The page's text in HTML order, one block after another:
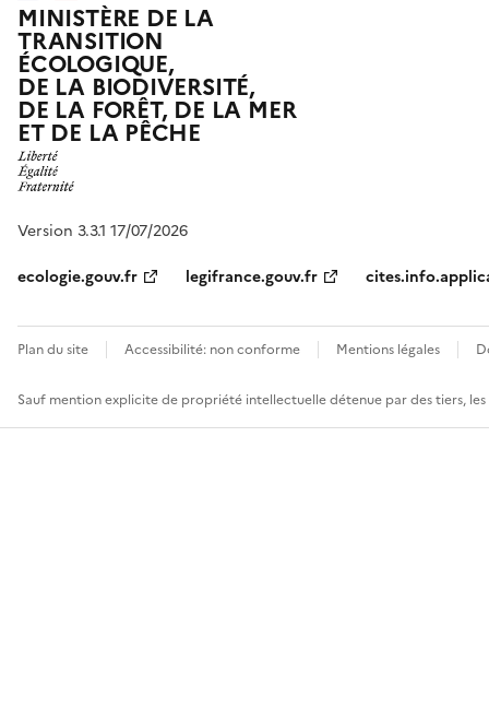
MINISTÈRE DE LA
TRANSITION
ÉCOLOGIQUE,
DE LA BIODIVERSITÉ,
DE LA FORÊT, DE LA MER
ET DE LA PÊCHE
Version 3.3.1 17/07/2026
ecologie.gouv.fr
legifrance.gouv.fr
Plan du site Accessibilité: non conforme Mentions légales
Sauf mention explicite de propriété intellectuelle détenue par des tiers,